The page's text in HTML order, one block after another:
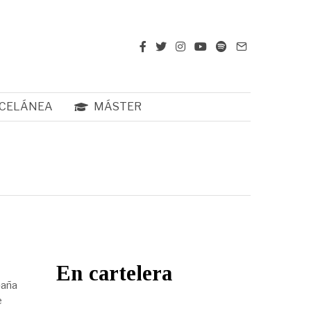
MÁSTER
En cartelera